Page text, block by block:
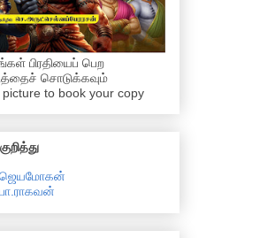
பிரதியைப் பெற
சொடுக்கவும்
to book your copy
ஜெயமோகன்